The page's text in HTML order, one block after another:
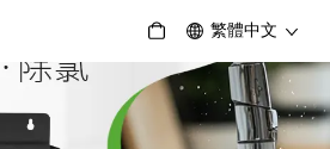
繁體中文